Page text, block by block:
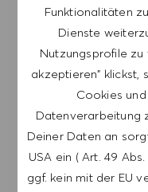
Funktionalitäten
Dienste
Nutzungsprofile zu
akzeptieren" klickst,
Cookies
Datenverarbeitung
Deiner Daten an
USA ein ( Art. 49
ggf. kein mit der EU
Melde dich an, um
HINWEIS: Mit der
damit
Stellenangeboten
zu Veranstaltungen
karriererelevanten
mich jederzeit
den Mails